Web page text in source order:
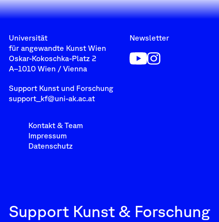
Support Kunst und Forschung
Newsletter
Universität
für angewandte Kunst Wien
Oskar-Kokoschka-Platz 2
A–1010 Wien / Vienna
Support Kunst und Forschung
support_kf@uni-ak.ac.at
Newsletter
Kontakt & Team
Impressum
Datenschutz
Support Kunst & Forschung